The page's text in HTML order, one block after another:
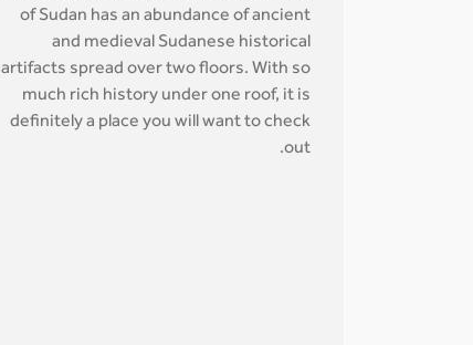
of Sudan has an abundance of ancient
and medieval Sudanese historical
artifacts spread over two floors. With so
much rich history under one roof, it is
definitely a place you will want to check
out.